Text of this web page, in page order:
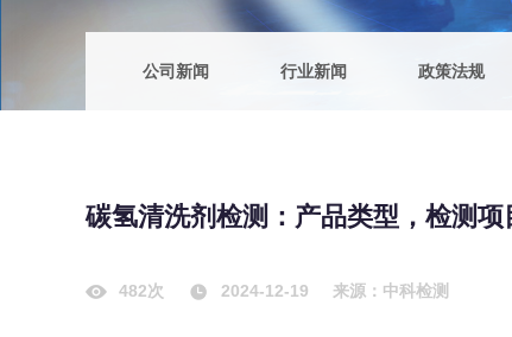
建筑材料
农副产品
专项服务
综合检测
场地调
清洁生
测绘测量
公司新闻 行业新闻 政策法规
碳氢清洗剂检测：产品类型，检测项
482次 2024-12-19 来源：中科检测